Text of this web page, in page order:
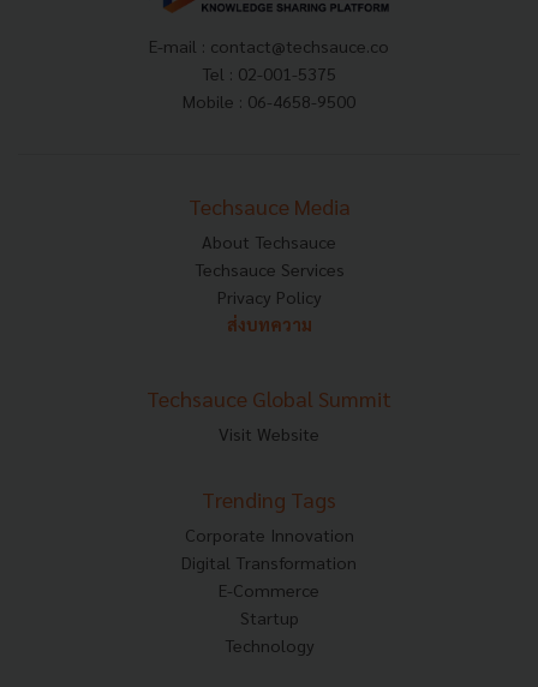
E-mail : contact@techsauce.co
Tel : 02-001-5375
Mobile : 06-4658-9500
Techsauce Media
About Techsauce
Techsauce Services
Privacy Policy
ส่งบทความ
Techsauce Global Summit
Visit Website
Trending Tags
Corporate Innovation
Digital Transformation
E-Commerce
Startup
Technology